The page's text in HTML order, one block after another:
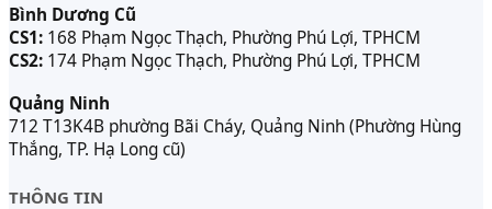
Bình Dương Cũ
CS1: 168 Phạm Ngọc Thạch, Phường Phú Lợi, TPHCM
CS2: 174 Phạm Ngọc Thạch, Phường Phú Lợi, TPHCM
Quảng Ninh
712 T13K4B phường Bãi Cháy, Quảng Ninh (Phường Hùng
Thắng, TP. Hạ Long cũ)
THÔNG TIN